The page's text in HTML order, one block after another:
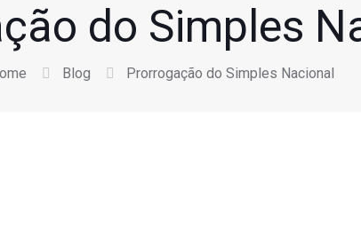
do Simples
Blog Prorrogação do Simples Nacional